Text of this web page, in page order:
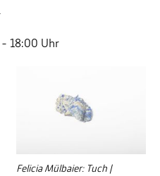
18:00 Uhr
Felicia Mülbaier: Tuch |